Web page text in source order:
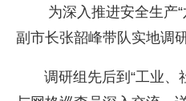
为深入推进安全生产“六
副市长张韶峰带队实地调
调研组先后到“工业、社